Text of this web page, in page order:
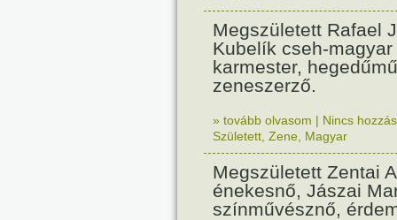
Megszületett Rafael
Kubelík cseh-
karmester,
zeneszerző.
» tovább olvasom | Nincs
Született Zene Magyar
Megszületett Zentai
énekesnő, Jászai
színművésznő,